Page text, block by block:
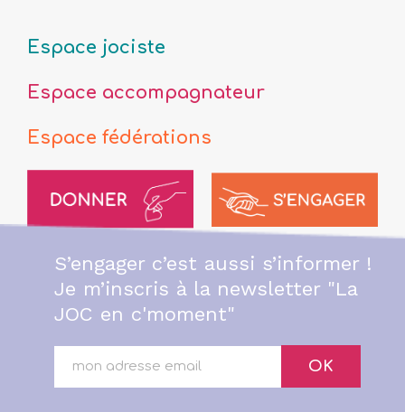
Espace jociste
Espace accompagnateur
Espace fédérations
S’engager c’est aussi s’informer !
Je m’inscris à la newsletter "La
JOC en c'moment"
OK